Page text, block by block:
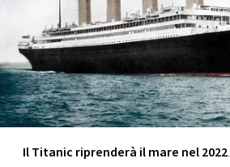
EVENTI
VIDEO
TV
Il Titanic riprenderà il mare nel 2022.